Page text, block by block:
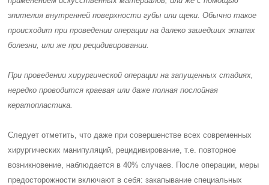
эпителия внутренней поверхности губы или щеки. Обычно такое
происходит при проведении операции на далеко зашедших этапах
болезни, или же при рецидивировании.
При проведении хирургической операции на запущенных стадиях,
нередко проводится краевая или даже полная послойная
кератопластика
Следует отметить, что даже при совершенстве всех современных
хирургических манипуляций, рецидивирование, т.е. повторное
возникновение, наблюдается в 40% случаев. После операции, меры
предосторожности включают в себя: закапывание специальных